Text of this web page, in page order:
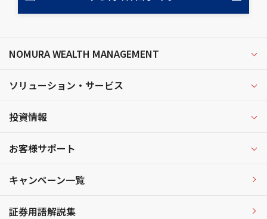
NOMURA WEALTH MANAGEMENT
ソリューション・サービス
投資情報
お客様サポート
キャンペーン一覧
証券用語解説集